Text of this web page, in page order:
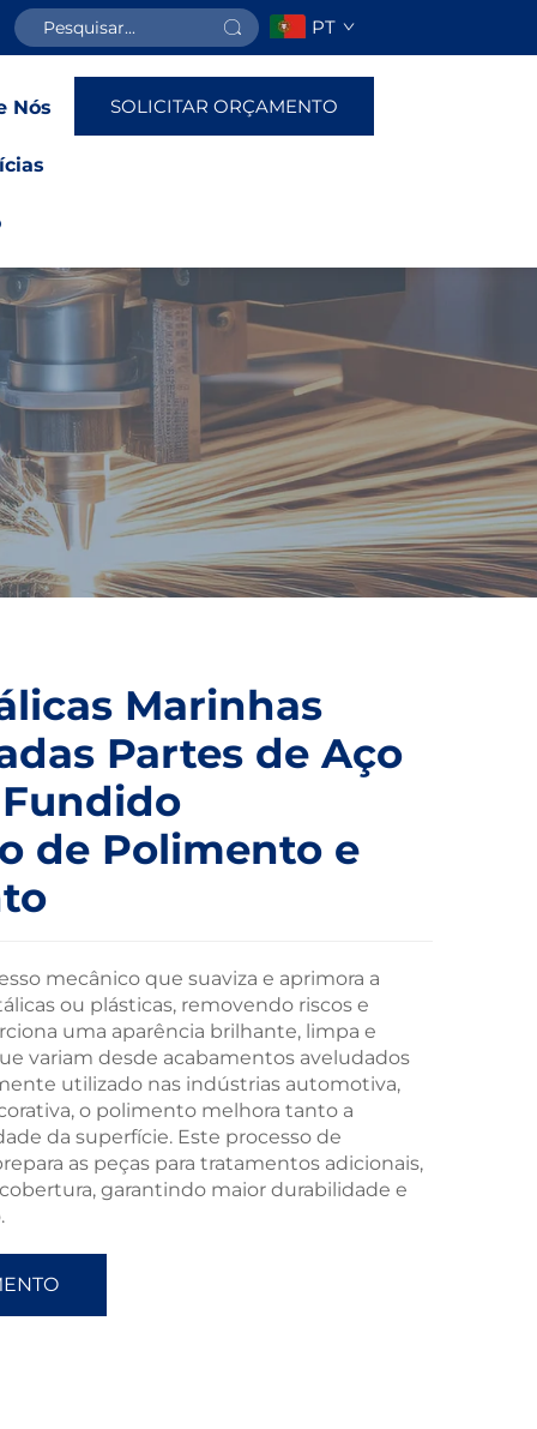
PT
Nós SOLICITAR ORÇAMENTO
Marinhas
Partes de Aço
de Polimento e
mecânico que suaviza e aprimora a
ou plásticas, removendo riscos e
uma aparência brilhante, limpa e
variam desde acabamentos aveludados
utilizado nas indústrias automotiva,
o polimento melhora tanto a
da superfície. Este processo de
as peças para tratamentos adicionais,
garantindo maior durabilidade e